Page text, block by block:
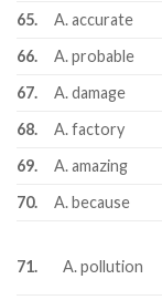
65.
A. accurate
66.
A. probable
67.
A. damage
68.
A. factory
69.
A. amazing
70.
A. because
71. A. pollution